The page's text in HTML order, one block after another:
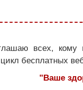
всех, кому
бесплатных
"Ваше